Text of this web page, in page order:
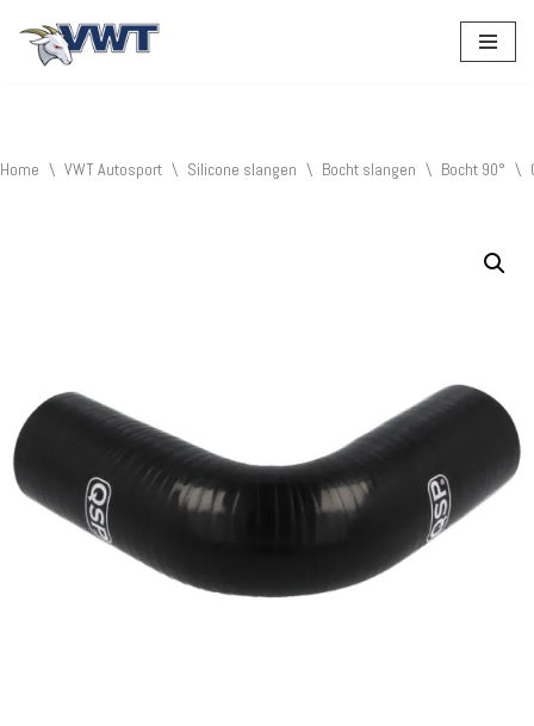
Home \ VWT Autosport \ Silicone slangen \ Bocht slangen \ Bocht 90° \